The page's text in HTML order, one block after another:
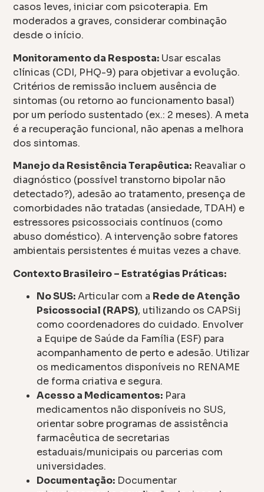
casos leves, iniciar com psicoterapia. Em
moderados a graves, considerar combinação
desde o início.
Monitoramento da Resposta: Usar escalas
clínicas (CDI, PHQ-9) para objetivar a evolução.
Critérios de remissão incluem ausência de
sintomas (ou retorno ao funcionamento basal)
por um período sustentado (ex.: 2 meses). A meta
é a recuperação funcional, não apenas a melhora
dos sintomas.
Manejo da Resistência Terapêutica: Reavaliar o
diagnóstico (possível transtorno bipolar não
detectado?), adesão ao tratamento, presença de
comorbidades não tratadas (ansiedade, TDAH) e
estressores psicossociais contínuos (como
abuso doméstico). A intervenção sobre fatores
ambientais persistentes é muitas vezes a chave.
Contexto Brasileiro – Estratégias Práticas:
No SUS:Articular com a Rede de Atenção
Psicossocial (RAPS), utilizando os CAPSij
como coordenadores do cuidado. Envolver
a Equipe de Saúde da Família (ESF) para
acompanhamento de perto e adesão. Utilizar
os medicamentos disponíveis no RENAME
de forma criativa e segura.
Acesso a Medicamentos: Para
medicamentos não disponíveis no SUS,
orientar sobre programas de assistência
farmacêutica de secretarias
estaduais/municipais ou parcerias com
universidades.
Documentação: Documentar